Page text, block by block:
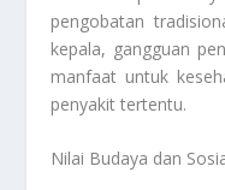
pengobatan
kepala, gangguan
manfaat untuk
penyakit tertentu.
Nilai Budaya dan